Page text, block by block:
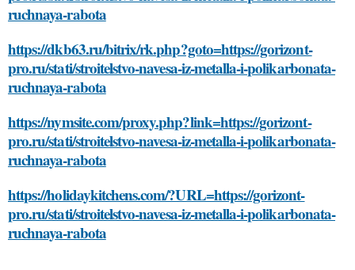
ruchnaya-rabota
https://dkb63.ru/bitrix/rk.php?goto=https://gorizont-
pro.ru/stati/stroitelstvo-navesa-iz-metalla-i-polikarbonata-
ruchnaya-rabota
https://nymsite.com/proxy.php?link=https://gorizont-
pro.ru/stati/stroitelstvo-navesa-iz-metalla-i-polikarbonata-
ruchnaya-rabota
https://holidaykitchens.com/?URL=https://gorizont-
pro.ru/stati/stroitelstvo-navesa-iz-metalla-i-polikarbonata-
ruchnaya-rabota